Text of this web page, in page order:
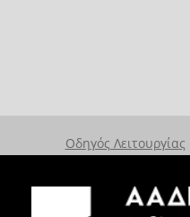
Οδηγός Λειτουργίας